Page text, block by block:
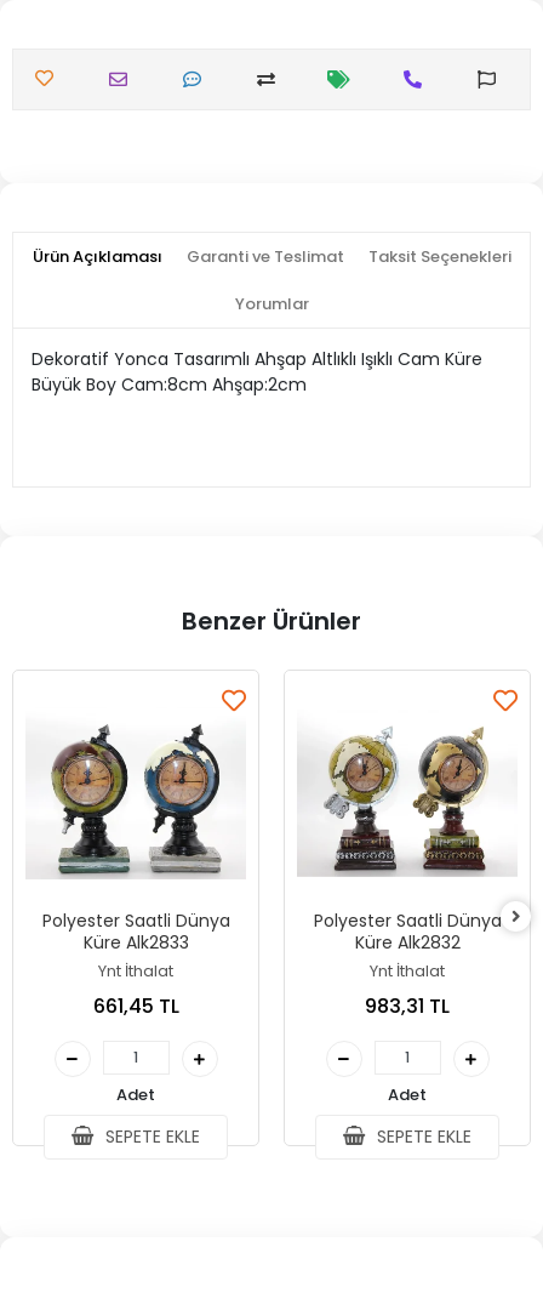
Ürün Açıklaması Garanti ve Teslimat Taksit Seçenekleri
Yorumlar
Dekoratif Yonca Tasarımlı Ahşap Altlıklı Işıklı Cam Küre
Büyük Boy Cam:8cm Ahşap:2cm
Benzer Ürünler
Polyester Saatli Dünya
Küre Alk2833
Ynt İthalat
661,45 TL
Adet
SEPETE EKLE
Polyester Saatli Dünya
Küre Alk2832
Ynt İthalat
983,31 TL
Adet
SEPETE EKLE